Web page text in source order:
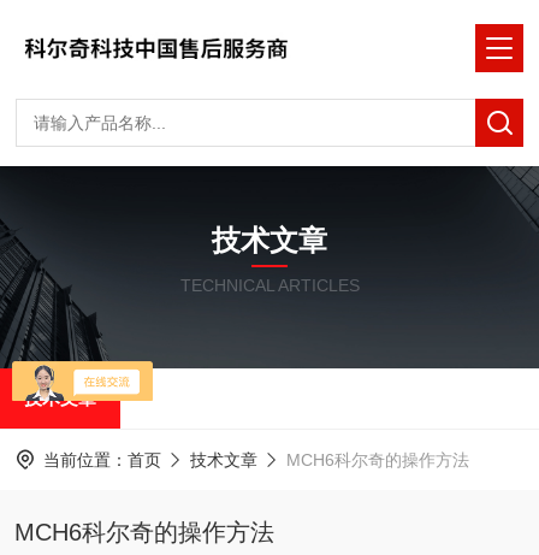
技术文章
TECHNICAL ARTICLES
技术文章
当前位置： 首页 技术文章 MCH6科尔奇的操作方法
MCH6科尔奇的操作方法